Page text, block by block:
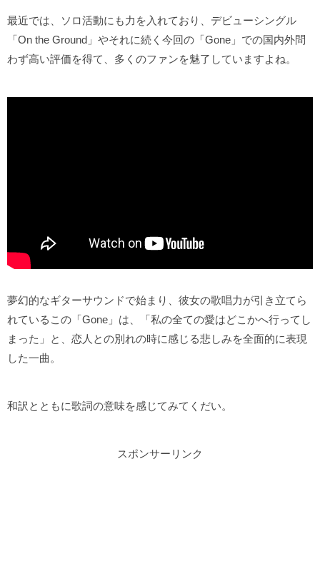
最近では、ソロ活動にも力を入れており、デビューシングル
「On the Ground」やそれに続く今回の「Gone」での国内外問
わず高い評価を得て、多くのファンを魅了していますよね。
夢幻的なギターサウンドで始まり、彼女の歌唱力が引き立てら
れているこの「Gone」は、「私の全ての愛はどこかへ行ってし
まった」と、恋人との別れの時に感じる悲しみを全面的に表現
した一曲。
和訳とともに歌詞の意味を感じてみてくだい。
スポンサーリンク